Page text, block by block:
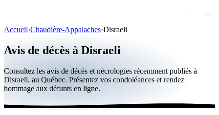
Personnalités publiques
Québec
Canada
International
Accueil›Chaudière-Appalaches›Disraeli
Avis de décès à Disraeli
Consultez les avis de décès et nécrologies récemment publiés à
Disraeli, au Québec. Présentez vos condoléances et rendez
hommage aux défunts en ligne.